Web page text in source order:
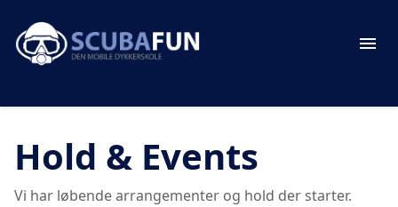
Hold & Events
Vi har løbende arrangementer og hold der starter.